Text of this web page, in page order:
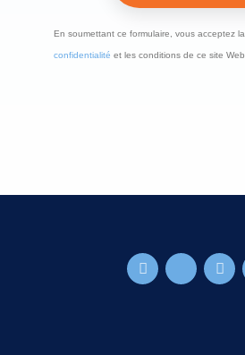
En soumettant ce formulaire, vous acceptez la
confidentialité et les conditions de ce site Web.